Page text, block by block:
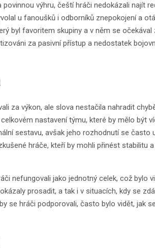
výhru, čeští hráči nedokázali najít
u fanoušků i odborníků znepokojení a
byl favoritem skupiny a v něm se očekával
za pasivní přístup a nedostatek
za výkon, ale slova nestačila nahradit
nastavení týmu, které by mělo být
sestavu, avšak jeho rozhodnutí se často
hráče, kteří by mohli přinést stabilitu a
nefungovali jako jednotný celek, což bylo
prosadit, a tak i v situacích, kdy se
se hráči podporovali, často bylo vidět, jak